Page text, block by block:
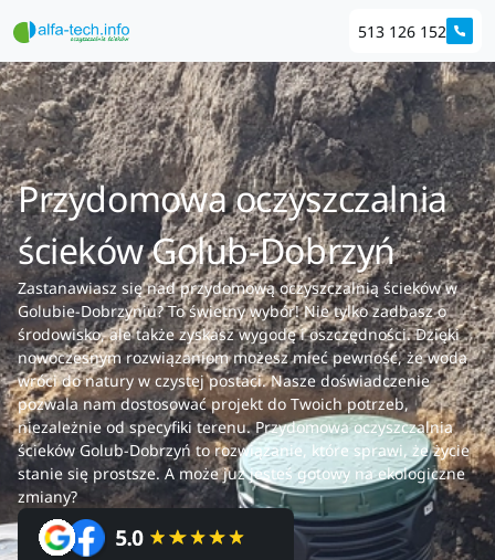
513 126 152
Przydomowa oczyszczalnia
ścieków Golub-Dobrzyń
Zastanawiasz się nad przydomową oczyszczalnią ścieków w
Golubie-Dobrzyniu? To świetny wybór! Nie tylko zadbasz o
środowisko, ale także zyskasz wygodę i oszczędności. Dzięki
nowoczesnym rozwiązaniom możesz mieć pewność, że woda
wróci do natury w czystej postaci. Nasze doświadczenie
pozwala nam dostosować projekt do Twoich potrzeb,
niezależnie od specyfiki terenu. Przydomowa oczyszczalnia
ścieków Golub-Dobrzyń to rozwiązanie, które sprawi, że życie
stanie się prostsze. A może już jesteś gotowy na ekologiczne
zmiany?